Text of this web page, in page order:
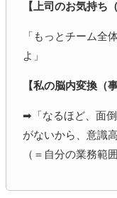
【上司のお気持ち
「もっとチーム全
よ」
【私の脳内変換（
➡︎「なるほど、面
がないから、意識
（＝自分の業務範